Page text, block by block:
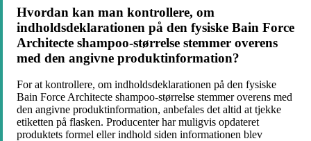
Hvordan kan man kontrollere, om
indholdsdeklarationen på den fysiske Bain Force
Architecte shampoo-størrelse stemmer overens
med den angivne produktinformation?
For at kontrollere, om indholdsdeklarationen på den fysiske
Bain Force Architecte shampoo-størrelse stemmer overens med
den angivne produktinformation, anbefales det altid at tjekke
etiketten på flasken. Producenter har muligvis opdateret
produktets formel eller indhold siden informationen blev